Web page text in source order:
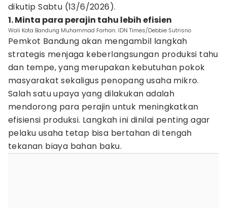
dikutip Sabtu (13/6/2026).
1. Minta para perajin tahu lebih efisien
Wali Kota Bandung Muhammad Farhan. IDN Times/Debbie Sutrisno
Pemkot Bandung akan mengambil langkah
strategis menjaga keberlangsungan produksi tahu
dan tempe, yang merupakan kebutuhan pokok
masyarakat sekaligus penopang usaha mikro.
Salah satu upaya yang dilakukan adalah
mendorong para perajin untuk meningkatkan
efisiensi produksi. Langkah ini dinilai penting agar
pelaku usaha tetap bisa bertahan di tengah
tekanan biaya bahan baku.